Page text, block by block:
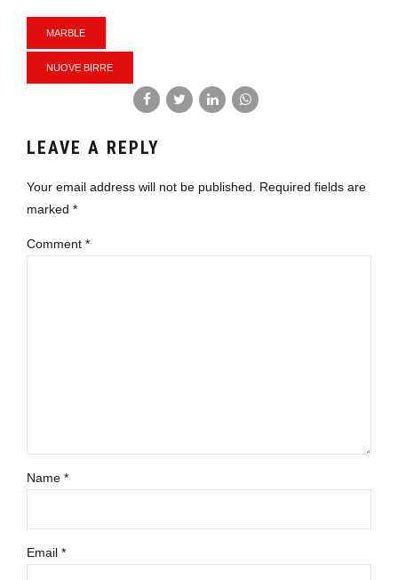
MARBLE
NUOVE BIRRE
LEAVE A REPLY
Your email address will not be published. Required fields are
marked *
Comment *
Name *
Email *